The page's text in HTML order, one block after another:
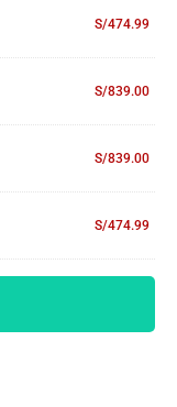
S/474.99
S/839.00
S/839.00
S/474.99